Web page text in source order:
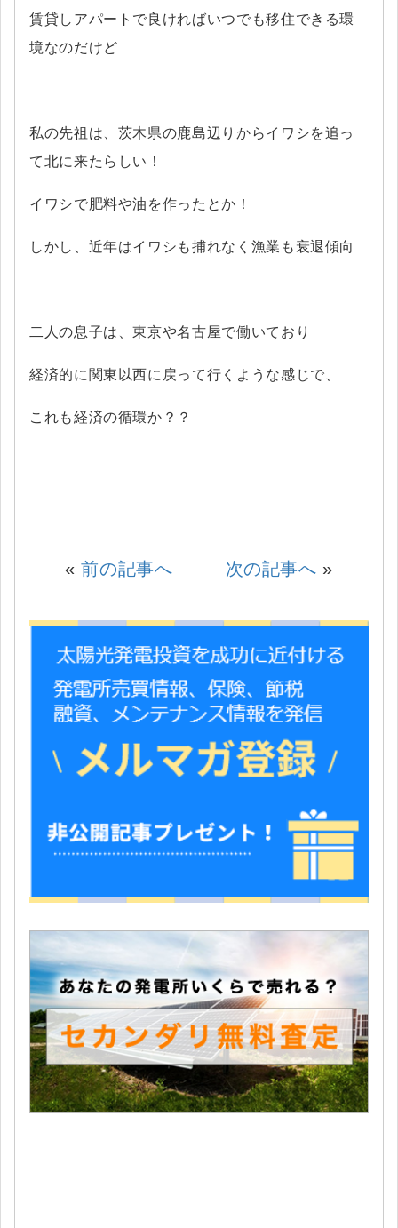
賃貸しアパートで良ければいつでも移住できる環
境なのだけど
私の先祖は、茨木県の鹿島辺りからイワシを追っ
て北に来たらしい！
イワシで肥料や油を作ったとか！
しかし、近年はイワシも捕れなく漁業も衰退傾向
二人の息子は、東京や名古屋で働いており
経済的に関東以西に戻って行くような感じで、
これも経済の循環か？？
«前の記事へ 次の記事へ »